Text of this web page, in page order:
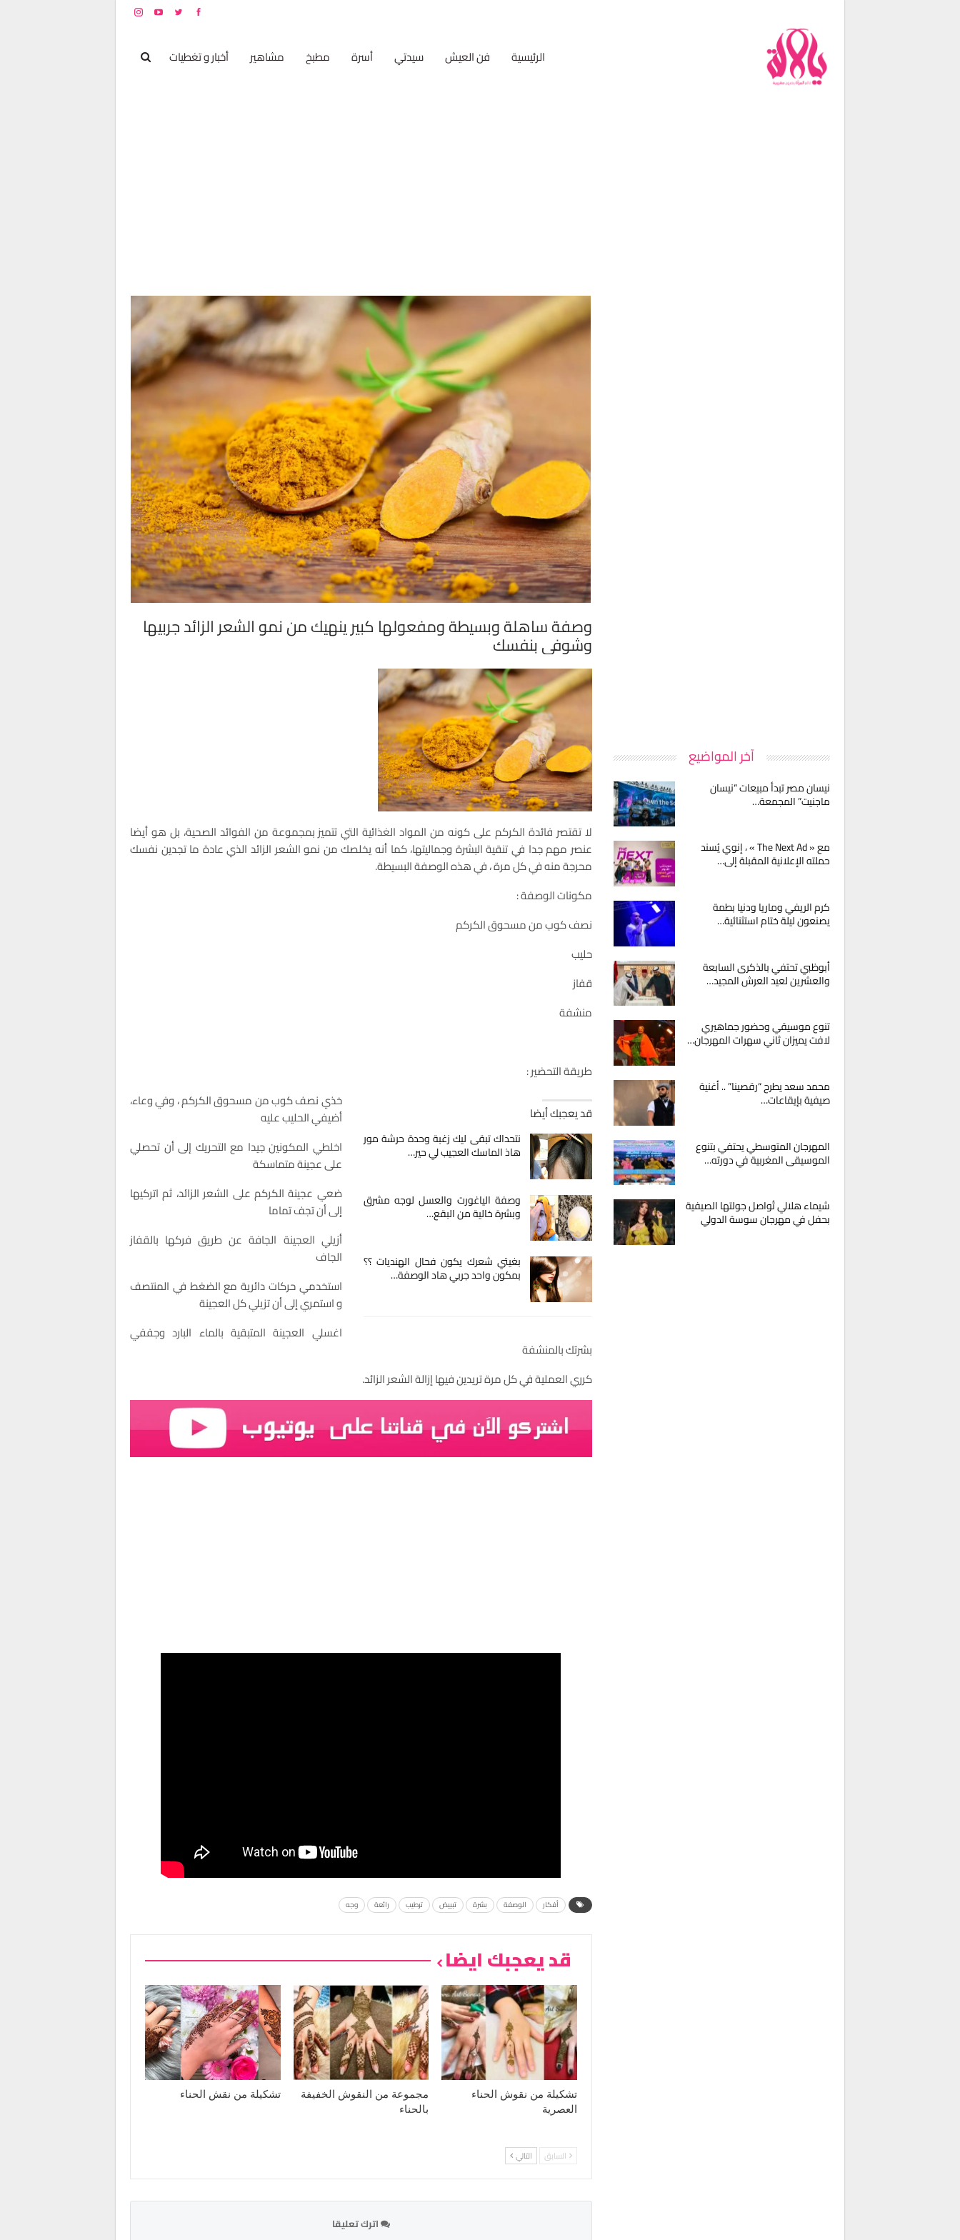
الرئيسية فن العيش سيدتي أسرة مطبخ مشاهير أخبار و تغطيات
وصفة ساهلة وبسيطة ومفعولها كبير ينهيك من نمو الشعر الزائد جربيها
وشوفي بنفسك
لا تقتصر فائدة الكركم على كونه من المواد الغذائية التي تتميز بمجموعة من الفوائد الصحية، بل هو أيضا
عنصر مهم جدا في تنقية البشرة وجماليتها، كما أنه يخلصك من نمو الشعر الزائد الذي عادة ما تجدين نفسك
محرجة منه في كل مرة ، في هذه الوصفة البسيطة.
مكونات الوصفة :
نصف كوب من مسحوق الكركم
حليب
قفاز
منشفة
طريقة التحضير :
قد يعجبك أيضا
نتحداك تبقى ليك زغبة وحدة حرشة مور
هاذ الماسك العجيب لي حير…
وصفة الياغورت والعسل لوجه مشرق
وبشرة خالية من البقع…
بغيتي شعرك يكون فحال الهنديات ؟؟
بمكون واحد جربي هاد الوصفة…
خذي نصف كوب من مسحوق الكركم ، وفي وعاء،
أضيفي الحليب عليه
اخلطي المكونين جيدا مع التحريك إلى أن تحصلي
على عجينة متماسكة
ضعي عجينة الكركم على الشعر الزائد، ثم اتركيها
إلى أن تجف تماما
أزيلي العجينة الجافة عن طريق فركها بالقفاز
الجاف
استخدمي حركات دائرية مع الضغط في المنتصف
و استمري إلى أن تزيلي كل العجينة
اغسلي العجينة المتبقية بالماء البارد وجففي
بشرتك بالمنشفة
كرري العملية في كل مرة تريدين فيها إزالة الشعر الزائد.
أفكار الوصفة بشرة تبييض ترطيب رائعة وجه
قد يعجبك ايضا
تشكيلة من نقوش الحناء
العصرية
مجموعة من النقوش الخفيفة
بالحناء
تشكيلة من نقش الحناء
السابق التالي
اترك تعليقا
آخر المواضيع
نيسان مصر تبدأ مبيعات “نيسان
ماجنيت” المجمعة…
مع « The Next Ad » ، إنوي يُسند
حملته الإعلانية المقبلة إلى…
كرم الريفي وماريا ودنيا بطمة
يصنعون ليلة ختام استثنائية…
أبوظبي تحتفي بالذكرى السابعة
والعشرين لعيد العرش المجيد…
تنوع موسيقي وحضور جماهيري
لافت يميزان ثاني سهرات المهرجان…
محمد سعد يطرح “رقصينا” .. أغنية
صيفية بإيقاعات…
المهرجان المتوسطي يحتفي بتنوع
الموسيقى المغربية في دورته…
شيماء هلالي تُواصل جولتها الصيفية
بحفل في مهرجان سوسة الدولي